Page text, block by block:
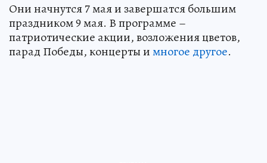
Они начнутся 7 мая и завершатся большим
праздником 9 мая. В программе –
патриотические акции, возложения цветов,
парад Победы, концерты имногое другое.